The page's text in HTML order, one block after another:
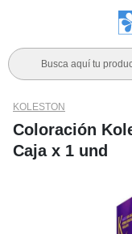
Busca aquí tu
KOLESTON
Coloración
Caja x 1 und